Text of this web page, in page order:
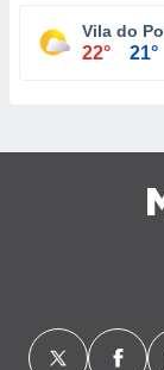
Vila do
22° 21°